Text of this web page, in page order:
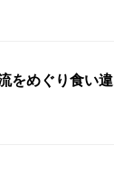
をめぐり食い